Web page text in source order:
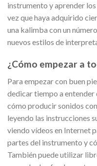
instrumento y aprender
vez que haya adquirido
una kalimba con un
nuevos estilos de
¿Cómo empezar a
Para empezar con buen
dedicar tiempo a
cómo producir sonidos
leyendo las instrucciones
viendo vídeos en Internet
partes del instrumento y
También puede utilizar